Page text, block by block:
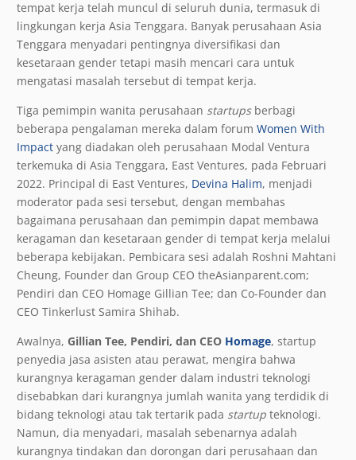
tempat kerja telah muncul di seluruh dunia, termasuk di
lingkungan kerja Asia Tenggara. Banyak perusahaan Asia
Tenggara menyadari pentingnya diversifikasi dan
kesetaraan gender tetapi masih mencari cara untuk
mengatasi masalah tersebut di tempat kerja.
Tiga pemimpin wanita perusahaan startupsberbagi
beberapa pengalaman mereka dalam forum Women With
Impact yang diadakan oleh perusahaan Modal Ventura
terkemuka di Asia Tenggara, East Ventures, pada Februari
2022. Principal di East Ventures, Devina Halim, menjadi
moderator pada sesi tersebut, dengan membahas
bagaimana perusahaan dan pemimpin dapat membawa
keragaman dan kesetaraan gender di tempat kerja melalui
beberapa kebijakan. Pembicara sesi adalah Roshni Mahtani
Cheung, Founder dan Group CEO theAsianparent.com;
Pendiri dan CEO Homage Gillian Tee; dan Co-Founder dan
CEO Tinkerlust Samira Shihab.
Awalnya, Gillian Tee, Pendiri, dan CEO Homage, startup
penyedia jasa asisten atau perawat, mengira bahwa
kurangnya keragaman gender dalam industri teknologi
disebabkan dari kurangnya jumlah wanita yang terdidik di
bidang teknologi atau tak tertarik pada startup teknologi.
Namun, dia menyadari, masalah sebenarnya adalah
kurangnya tindakan dan dorongan dari perusahaan dan